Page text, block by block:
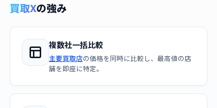
買取Xの強み
複数社一括比較
主要買取店の価格を同時に比較し、最高値の店
舗を即座に特定。